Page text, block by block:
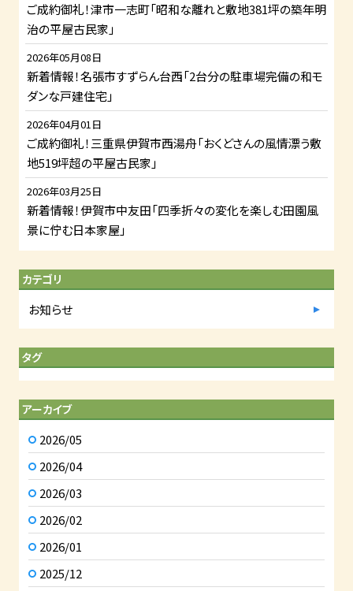
ご成約御礼！津市一志町「昭和な離れと敷地381坪の築年明
治の平屋古民家」
2026年05月08日
新着情報！名張市すずらん台西「2台分の駐車場完備の和モ
ダンな戸建住宅」
2026年04月01日
ご成約御礼！三重県伊賀市西湯舟「おくどさんの風情漂う敷
地519坪超の平屋古民家」
2026年03月25日
新着情報！伊賀市中友田「四季折々の変化を楽しむ田園風
景に佇む日本家屋」
カテゴリ
お知らせ
タグ
アーカイブ
2026/05
2026/04
2026/03
2026/02
2026/01
2025/12